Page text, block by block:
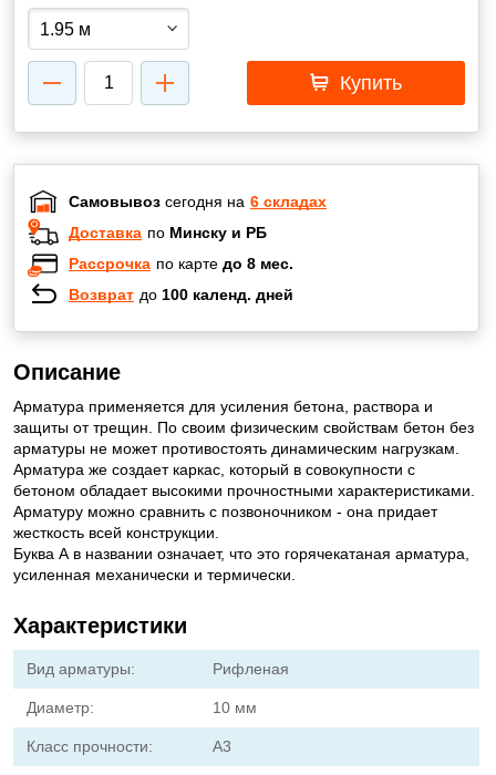
Купить
Самовывоз сегодня на 6 складах
Доставка по Минску и РБ
Рассрочка по карте до 8 мес.
Возврат до 100 календ. дней
Описание
Арматура применяется для усиления бетона, раствора и
защиты от трещин. По своим физическим свойствам бетон без
арматуры не может противостоять динамическим нагрузкам.
Арматура же создает каркас, который в совокупности с
бетоном обладает высокими прочностными характеристиками.
Арматуру можно сравнить с позвоночником - она придает
жесткость всей конструкции.
Буква А в названии означает, что это горячекатаная арматура,
усиленная механически и термически.
Характеристики
Вид арматуры: Рифленая
Диаметр: 10 мм
Класс прочности: А3